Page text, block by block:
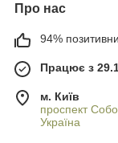
Про нас
94%
Працює з
м. Київ
проспект
Україна